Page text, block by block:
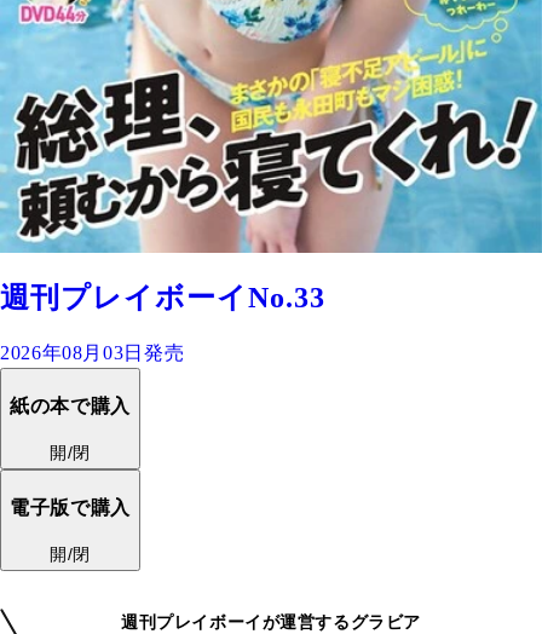
週刊プレイボーイNo.33
2026年08月03日発売
紙の本で購入
開/閉
電子版で購入
開/閉
週刊プレイボーイが運営するグラビア